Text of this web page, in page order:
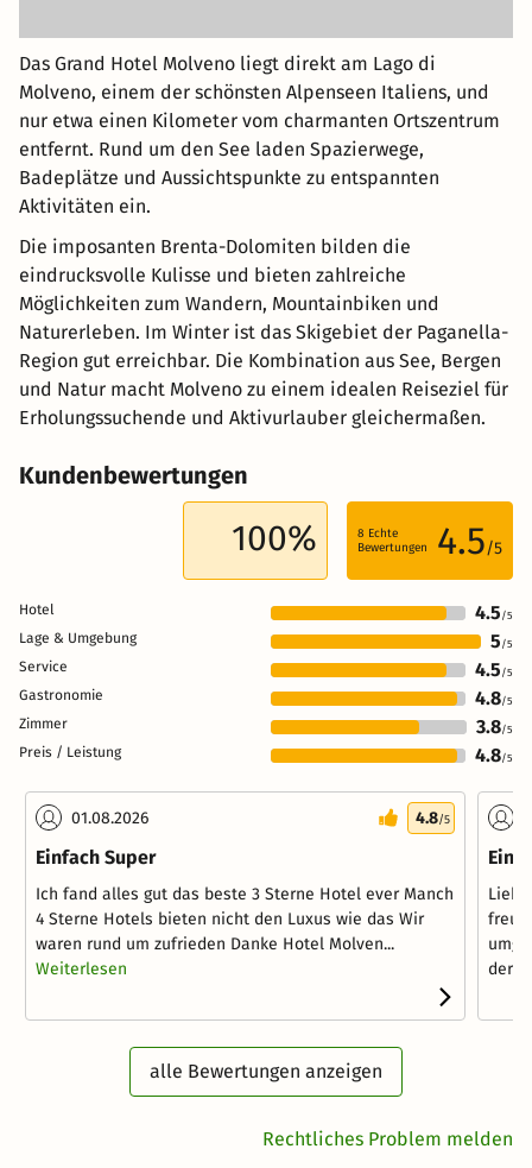
Das Grand Hotel Molveno liegt direkt am Lago di
Molveno, einem der schönsten Alpenseen Italiens, und
nur etwa einen Kilometer vom charmanten Ortszentrum
entfernt. Rund um den See laden Spazierwege,
Badeplätze und Aussichtspunkte zu entspannten
Aktivitäten ein.
Die imposanten Brenta-Dolomiten bilden die
eindrucksvolle Kulisse und bieten zahlreiche
Möglichkeiten zum Wandern, Mountainbiken und
Naturerleben. Im Winter ist das Skigebiet der Paganella-
Region gut erreichbar. Die Kombination aus See, Bergen
und Natur macht Molveno zu einem idealen Reiseziel für
Erholungssuchende und Aktivurlauber gleichermaßen.
Kundenbewertungen
100% 8 Echte
Bewertungen
4.5/5
Hotel 4.5 /5
Lage & Umgebung 5 /5
Service 4.5 /5
Gastronomie 4.8/5
Zimmer 3.8/5
Preis / Leistung 4.8/5
01.08.2026 4.8/5
Einfach Super
Ich fand alles gut das beste 3 Sterne Hotel ever Manch
4 Sterne Hotels bieten nicht den Luxus wie das Wir
waren rund um zufrieden Danke Hotel Molven...
Weiterlesen
Ein
der ...
alle Bewertungen anzeigen
Rechtliches Problem melden